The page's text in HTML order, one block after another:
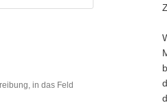
in das Feld